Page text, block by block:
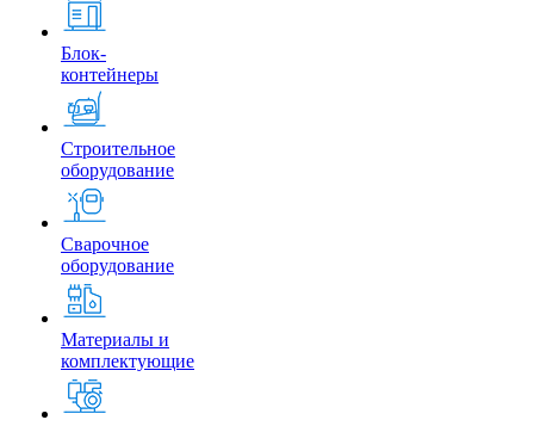
Блок-
контейнеры
Строительное
оборудование
Сварочное
оборудование
Материалы и
комплектующие